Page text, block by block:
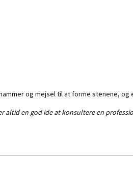
og mejsel til at forme stenene,
en god ide at konsultere en